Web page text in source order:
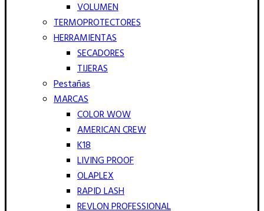
VOLUMEN
TERMOPROTECTORES
HERRAMIENTAS
SECADORES
TIJERAS
Pestañas
MARCAS
COLOR WOW
AMERICAN CREW
K18
LIVING PROOF
OLAPLEX
RAPID LASH
REVLON PROFESSIONAL